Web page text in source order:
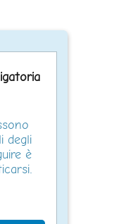
degli
è